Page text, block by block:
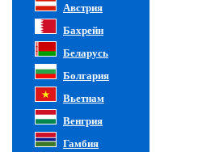
Австрия
Бахрейн
Беларусь
Болгария
Вьетнам
Венгрия
Гамбия